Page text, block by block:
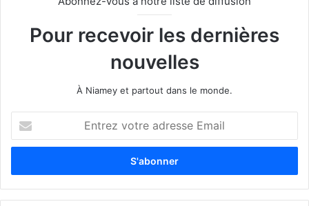
Pour recevoir les dernières
nouvelles
À Niamey et partout dans le monde.
t
e
z